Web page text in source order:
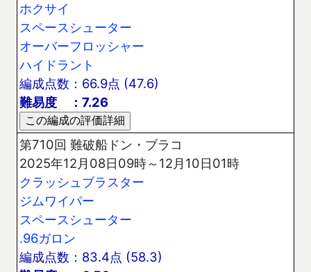
ホクサイ
スペースシューター
オーバーフロッシャー
ハイドラント
編成点数：66.9点 (47.6)
難易度 ：7.26
第710回 難破船ドン・ブラコ
2025年12月08日09時～12月10日01時
クラッシュブラスター
ジムワイパー
スペースシューター
.96ガロン
編成点数：83.4点 (58.3)